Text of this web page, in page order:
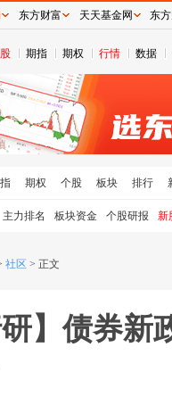
期指 期权 行情 数据
期权 个股 板块 排行
主力排名 板块资金 个股研报 新
社区 > 正文
研】债券
东方财富 天天基金网 东